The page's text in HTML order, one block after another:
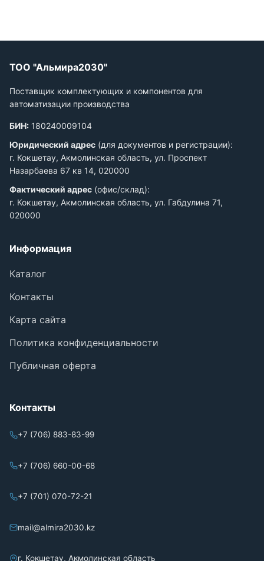
ТОО "Альмира2030"
Поставщик комплектующих и компонентов для
автоматизации производства
БИН: 180240009104
Юридический адрес (для документов и регистрации):
г. Кокшетау, Акмолинская область, ул. Проспект
Назарбаева 67 кв 14, 020000
Фактический адрес (офис/склад):
г. Кокшетау, Акмолинская область, ул. Габдулина 71,
020000
Информация
Каталог
Контакты
Карта сайта
Политика конфиденциальности
Публичная оферта
Контакты
+7 (706) 883-83-99
+7 (706) 660-00-68
+7 (701) 070-72-21
mail@almira2030.kz
г. Кокшетау, Акмолинская область